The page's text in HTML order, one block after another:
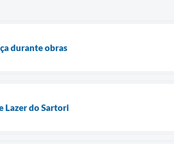
durante obras
Lazer do Sartori